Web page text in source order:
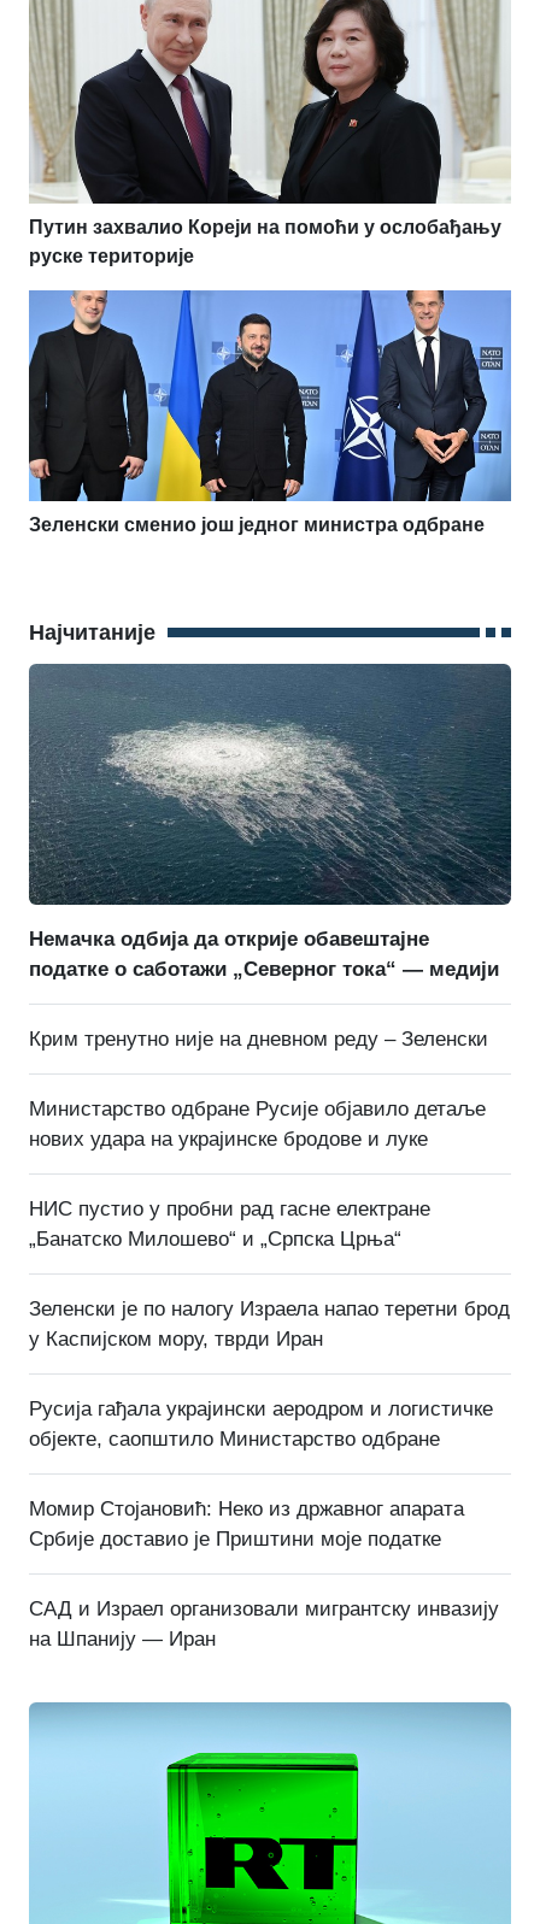
Путин захвалио Кореји на помоћи у ослобађању
руске територије
Зеленски сменио још једног министра одбране
Најчитаније
Немачка одбија да открије обавештајне
податке о саботажи „Северног тока“ — медији
Крим тренутно није на дневном реду – Зеленски
Министарство одбране Русије објавило детаље
нових удара на украјинске бродове и луке
НИС пустио у пробни рад гасне електране
„Банатско Милошево“ и „Српска Црња“
Зеленски је по налогу Израела напао теретни брод
у Каспијском мору, тврди Иран
Русија гађала украјински аеродром и логистичке
објекте, саопштило Министарство одбране
Момир Стојановић: Неко из државног апарата
Србије доставио је Приштини моје податке
САД и Израел организовали мигрантску инвазију
на Шпанију — Иран